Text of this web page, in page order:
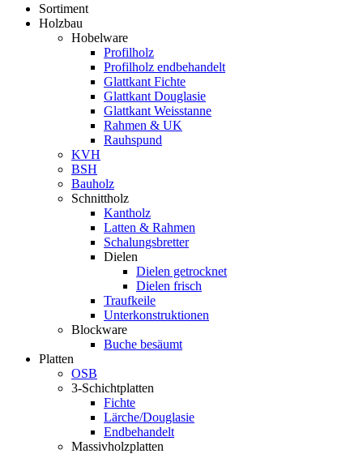
Sortiment
Holzbau
Hobelware
Profilholz
Profilholz endbehandelt
Glattkant Fichte
Glattkant Douglasie
Glattkant Weisstanne
Rahmen & UK
Rauhspund
KVH
BSH
Bauholz
Schnittholz
Kantholz
Latten & Rahmen
Schalungsbretter
Dielen
Dielen getrocknet
Dielen frisch
Traufkeile
Unterkonstruktionen
Blockware
Buche besäumt
Platten
OSB
3-Schichtplatten
Fichte
Lärche/Douglasie
Endbehandelt
Massivholzplatten